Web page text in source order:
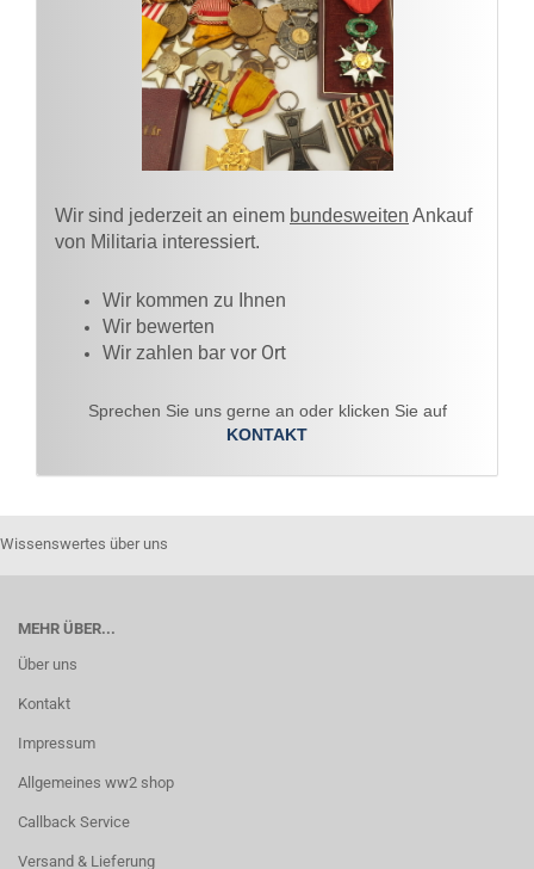
Wir sind jederzeit an einem bundesweiten Ankauf
von Militaria interessiert.
Wir kommen zu Ihnen​
Wir bewerten
Wir zahlen bar vor Ort
Sprechen Sie uns gerne an oder klicken Sie auf
KONTAKT
Wissenswertes über uns
MEHR ÜBER...
Über uns
Kontakt
Impressum
Allgemeines ww2 shop
Callback Service
Versand & Lieferung